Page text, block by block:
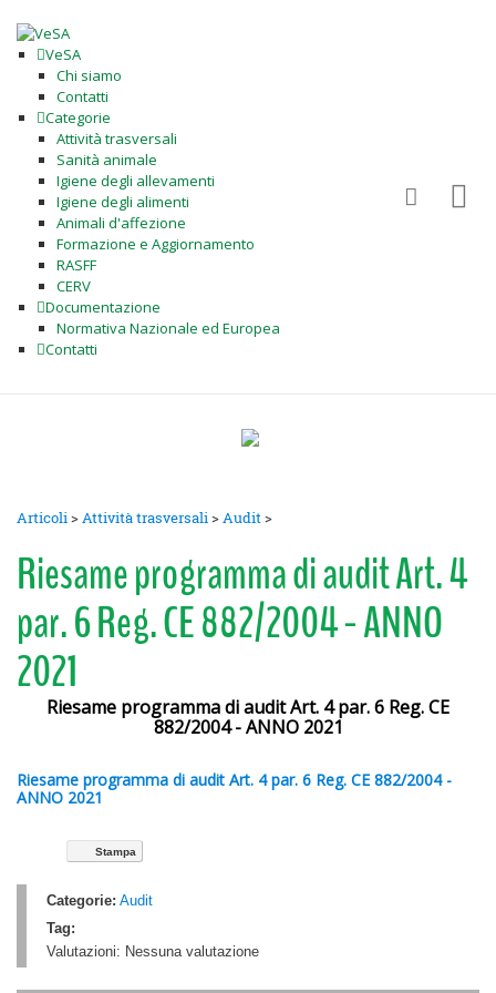
VeSA
Chi siamo
Contatti
Categorie
Attività trasversali
Sanità animale
Igiene degli allevamenti
Igiene degli alimenti
Animali d'affezione
Formazione e Aggiornamento
RASFF
CERV
Documentazione
Normativa Nazionale ed Europea
Contatti
Articoli>Attività trasversali>Audit>
Riesame programma di audit Art. 4
par. 6 Reg. CE 882/2004 - ANNO
2021
Riesame programma di audit Art. 4 par. 6 Reg. CE
882/2004 - ANNO 2021
Riesame programma di audit Art. 4 par. 6 Reg. CE 882/2004 -
ANNO 2021
Stampa
Categorie: Audit
Tag:
Valutazioni: Nessuna valutazione